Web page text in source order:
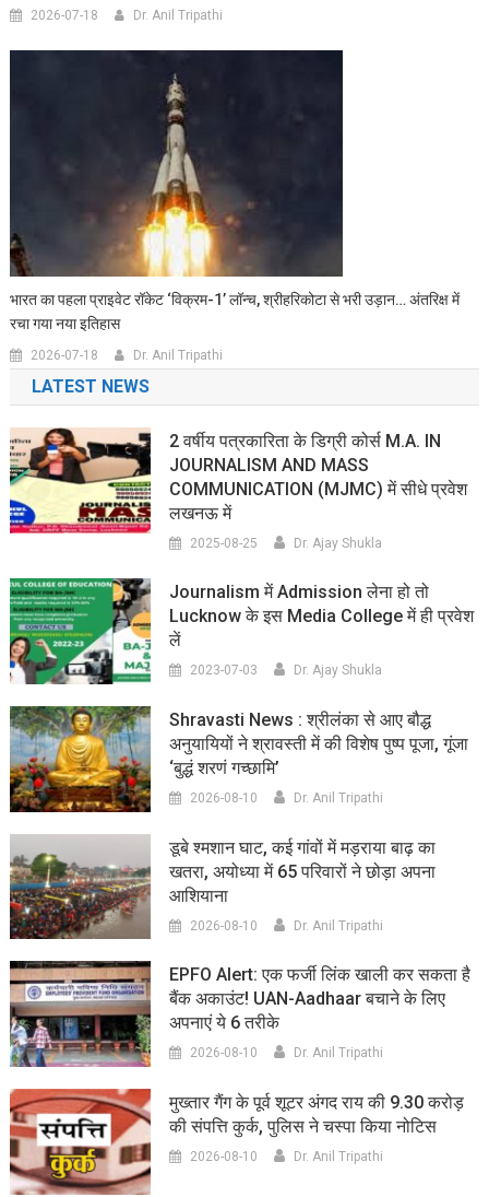
2026-07-18 Dr. Anil Tripathi
भारत का पहला प्राइवेट रॉकेट ‘विक्रम-1’ लॉन्च, श्रीहरिकोटा से भरी उड़ान… अंतरिक्ष में
रचा गया नया इतिहास
2026-07-18 Dr. Anil Tripathi
LATEST NEWS
2 वर्षीय पत्रकारिता के डिग्री कोर्स M.A. IN
JOURNALISM AND MASS
COMMUNICATION (MJMC) में सीधे प्रवेश
लखनऊ में
2025-08-25 Dr. Ajay Shukla
Journalism में Admission लेना हो तो
Lucknow के इस Media College में ही प्रवेश
लें
2023-07-03 Dr. Ajay Shukla
Shravasti News : श्रीलंका से आए बौद्ध
अनुयायियों ने श्रावस्ती में की विशेष पुष्प पूजा, गूंजा
‘बुद्धं शरणं गच्छामि’
2026-08-10 Dr. Anil Tripathi
डूबे श्मशान घाट, कई गांवों में मड़राया बाढ़ का
खतरा, अयोध्या में 65 परिवारों ने छोड़ा अपना
आशियाना
2026-08-10 Dr. Anil Tripathi
EPFO Alert: एक फर्जी लिंक खाली कर सकता है
बैंक अकाउंट! UAN-Aadhaar बचाने के लिए
अपनाएं ये 6 तरीके
2026-08-10 Dr. Anil Tripathi
मुख्तार गैंग के पूर्व शूटर अंगद राय की 9.30 करोड़
की संपत्ति कुर्क, पुलिस ने चस्पा किया नोटिस
2026-08-10 Dr. Anil Tripathi